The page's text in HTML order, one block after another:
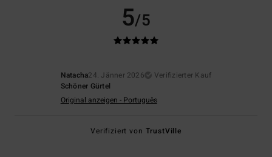
5/5
Natacha24. Jänner 2026
Verifizierter Kauf
Schöner Gürtel
Original anzeigen - Português
Verifiziert von TrustVille